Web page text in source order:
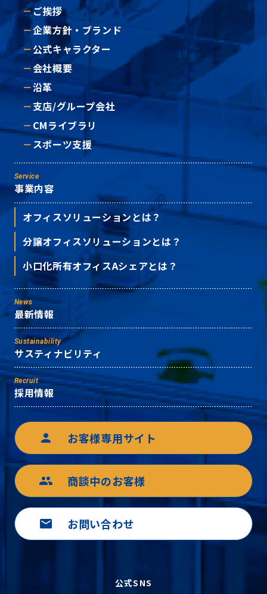
ご挨拶
企業方針・ブランド
公式キャラクター
会社概要
沿革
支店/グループ会社
CMライブラリ
スポーツ支援
Service
事業内容
オフィスソリューションとは？
分譲オフィスソリューションとは？
小口化所有オフィスAシェアとは？
News
最新情報
Sustainability
サスティナビリティ
Recruit
採用情報
person お客様専用サイト
group 商談中のお客様
mail お問い合わせ
公式SNS